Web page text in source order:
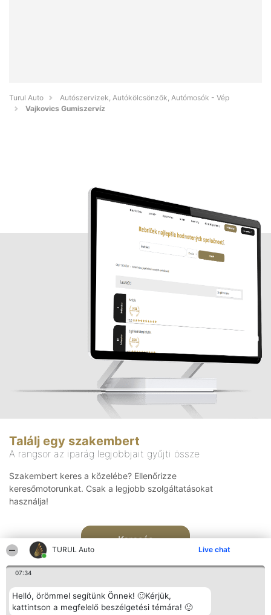
TURUL Auto Live chat
07:34
Helló, örömmel segítünk Önnek! 🙂Kérjük,
kattintson a megfelelő beszélgetési témára! 🙂
Turul Auto
Autószervizek, Autókölcsönzők, Autómosók - Vép
Vajkovics Gumiszervíz
Találj egy szakembert
A rangsor az iparág legjobbjait gyűjti össze
Szakembert keres a közelébe? Ellenőrizze
keresőmotorunkat. Csak a legjobb szolgáltatásokat
használja!
Keresés